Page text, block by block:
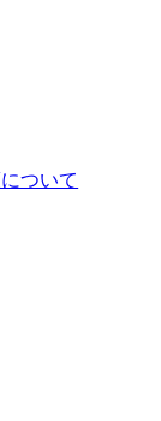
ついて